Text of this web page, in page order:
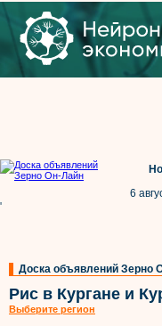
6
'
Доска объявлений Зерно
Рис в Кургане и
Выберите регион